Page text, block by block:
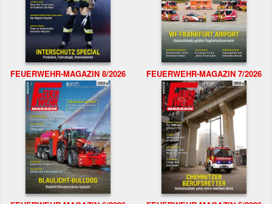
FEUERWEHR-MAGAZIN 8/2026 FEUERWEHR-MAGAZIN 7/2026